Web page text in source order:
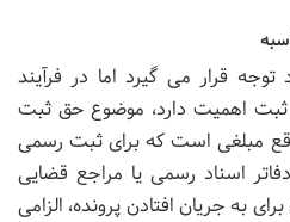
قرار می گیرد اما در فرآیند
ثبت اهمیت دارد، موضوع حق ثبت
مبلغی است که برای ثبت رسمی
اسناد رسمی یا مراجع قضایی
به جریان افتادن پرونده، الزامی